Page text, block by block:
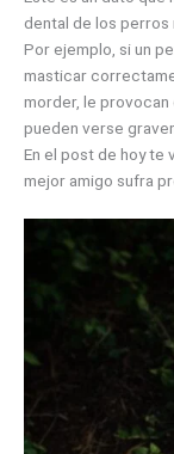
dental de los perros
Por ejemplo, si un
masticar
morder, le provocan
pueden verse
En el post de hoy te
mejor amigo sufra